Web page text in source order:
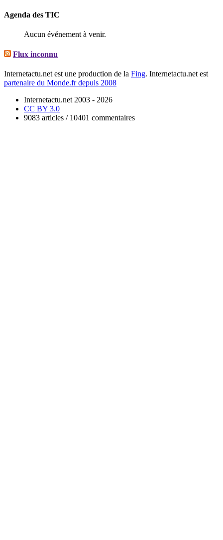
Agenda des TIC
Aucun événement à venir.
Flux inconnu
Internetactu.net est une production de la Fing. Internetactu.net est
partenaire du Monde.fr depuis 2008
Internetactu.net 2003 - 2026
CC BY 3.0
9083 articles / 10401 commentaires